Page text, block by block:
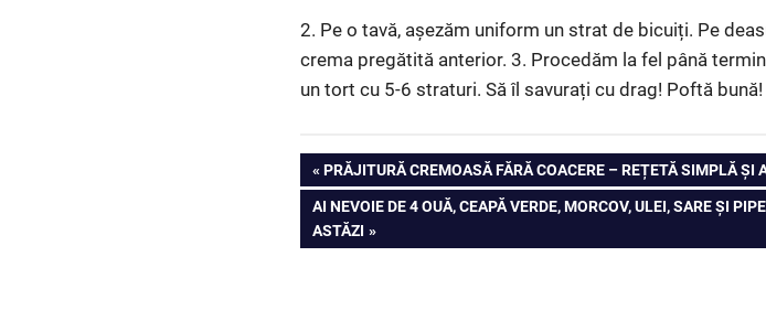
2. Pe o tavă, așezăm uniform un strat de bicuiți. Pe
crema pregătită anterior. 3. Procedăm la fel până
un tort cu 5-6 straturi. Să îl savurați cu drag! Poftă bună!
Navigare
în
articole
PREVIOUS
POST:
PRĂJITURĂ CREMOASĂ FĂRĂ COACERE – REȚETĂ SIMPLĂ ȘI
NEXT
POST:
AI NEVOIE DE 4 OUĂ, CEAPĂ VERDE, MORCOV, ULEI, SARE ȘI
ASTĂZI